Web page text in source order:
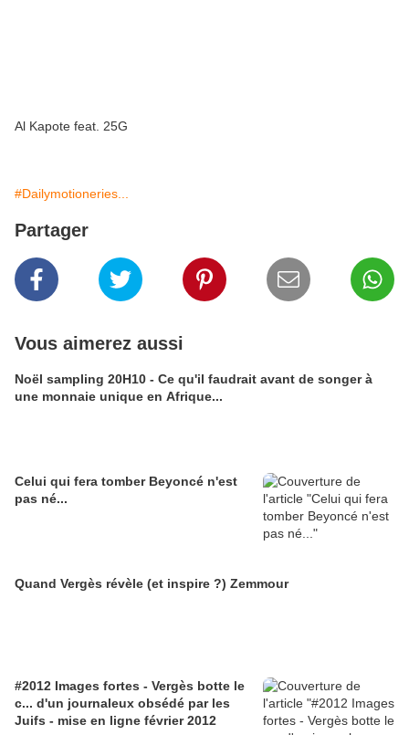
Al Kapote feat. 25G
#Dailymotioneries...
Partager
Vous aimerez aussi
Noël sampling 20H10 - Ce qu'il faudrait avant de songer à
une monnaie unique en Afrique...
Celui qui fera tomber Beyoncé n'est
pas né...
Quand Vergès révèle (et inspire ?) Zemmour
#2012 Images fortes - Vergès botte le
c... d'un journaleux obsédé par les
Juifs - mise en ligne février 2012